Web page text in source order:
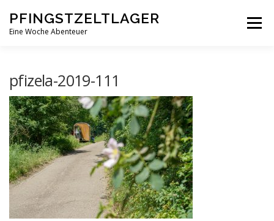
Inhalt
springen
PFINGSTZELTLAGER
Eine Woche Abenteuer
Menü
PFINGSTZELTLAGER VERANSTALTUNGEN
pfizela-2019-111